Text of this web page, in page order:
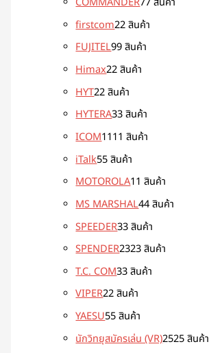
firstcom22 สินค้า
FUJITEL99 สินค้า
Himax22 สินค้า
HYT22 สินค้า
HYTERA33 สินค้า
ICOM1111 สินค้า
iTalk55 สินค้า
MOTOROLA11 สินค้า
MS MARSHAL44 สินค้า
SPEEDER33 สินค้า
SPENDER2323 สินค้า
T.C. COM33 สินค้า
VIPER22 สินค้า
YAESU55 สินค้า
นักวิทยุสมัครเล่น (VR)2525 สินค้า